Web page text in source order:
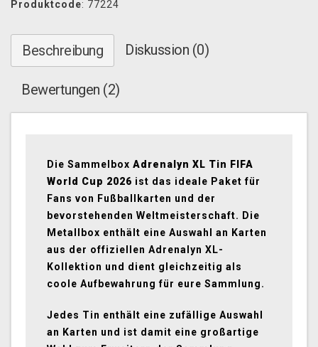
Produktcode: 77224
Beschreibung Diskussion (0)
Bewertungen (2)
Die Sammelbox Adrenalyn XL Tin FIFA
World Cup 2026 ist das ideale Paket für
Fans von Fußballkarten und der
bevorstehenden Weltmeisterschaft. Die
Metallbox enthält eine Auswahl an Karten
aus der offiziellen Adrenalyn XL-
Kollektion und dient gleichzeitig als
coole Aufbewahrung für eure Sammlung.
Jedes Tin enthält eine zufällige Auswahl
an Karten und ist damit eine großartige